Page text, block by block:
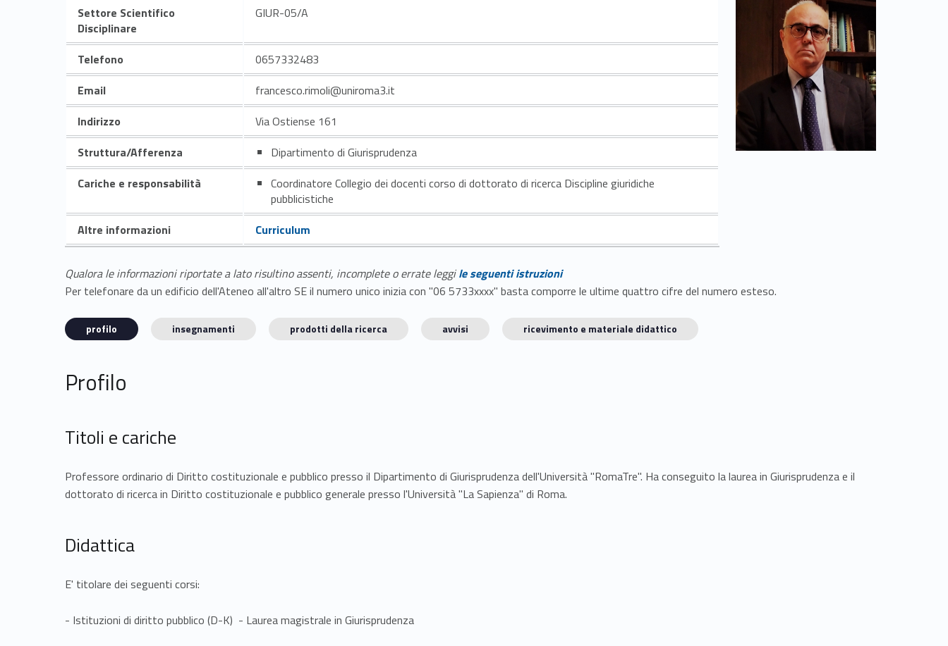
Settore Scientifico
Disciplinare
GIUR-05/A
Telefono
0657332483
Email
francesco.rimoli@uniroma3.it
Indirizzo
Via Ostiense 161
Struttura/Afferenza
Dipartimento di Giurisprudenza
Cariche e responsabilità
Coordinatore Collegio dei docenti corso di dottorato di ricerca Discipline giuridiche
pubblicistiche
Altre informazioni
Curriculum
Qualora le informazioni riportate a lato risultino assenti, incomplete o errate leggile seguenti istruzioni
Per telefonare da un edificio dell'Ateneo all'altro SE il numero unico inizia con "06 5733xxxx" basta comporre le ultime quattro cifre del numero esteso.
profilo insegnamenti prodotti della ricerca avvisi ricevimento e materiale didattico
Profilo
Titoli e cariche
Professore ordinario di Diritto costituzionale e pubblico presso il Dipartimento di Giurisprudenza dell'Università "RomaTre". Ha conseguito la laurea in Giurisprudenza e il
dottorato di ricerca in Diritto costituzionale e pubblico generale presso l'Università "La Sapienza" di Roma.
Didattica
E' titolare dei seguenti corsi:
- Istituzioni di diritto pubblico (D-K) - Laurea magistrale in Giurisprudenza